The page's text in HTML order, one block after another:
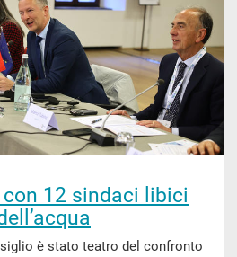
12 sindaci libici
è stato teatro del confronto